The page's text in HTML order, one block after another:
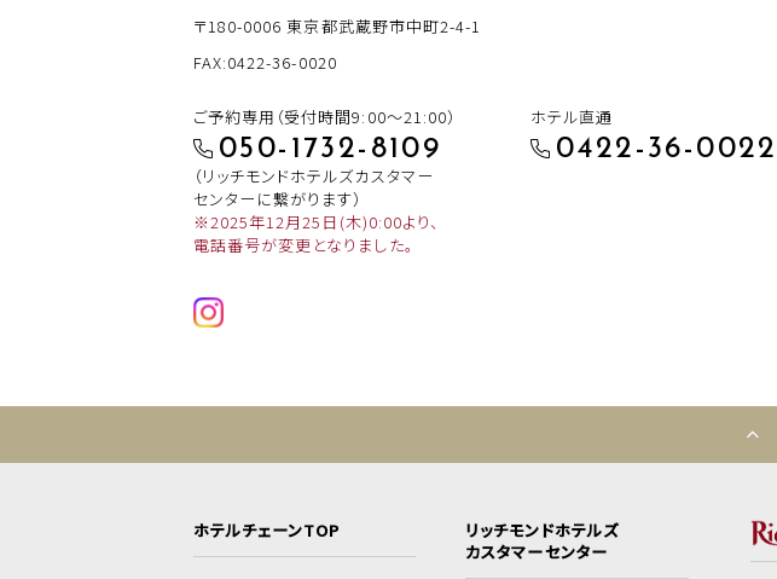
〒180-0006東京都武蔵野市中町2-4-1
FAX:0422-36-0020
ご予約専用（受付時間9:00～21:00）
050-1732-8109
（リッチモンドホテルズカスタマー
センターに繋がります）
※2025年12月25日(木)0:00より、
電話番号が変更となりました。
ホテル直通
0422-36-0022
ホテルチェーンTOP
リッチモンドホテルズ
カスタマーセンター